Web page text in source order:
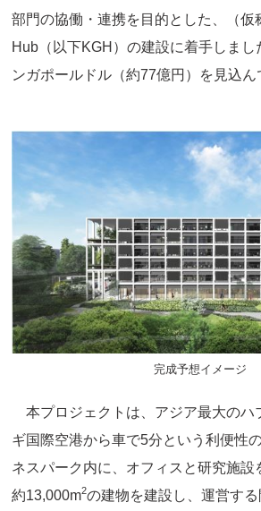
部門の協働・連携を目的とした、（仮
Hub（以下KGH）の建設に着手しまし
ンガポールドル（約77億円）を見込ん
完成予想イメージ
本プロジェクトは、アジア最大のハ
ギ国際空港から車で5分という利便性
ネスパーク内に、オフィスと研究施設
約13,000m2の建物を建設し、運営す